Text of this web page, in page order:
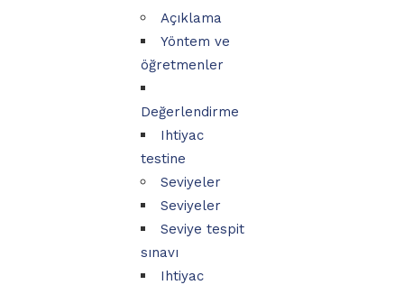
Açıklama
Yöntem ve
öğretmenler
Değerlendirme
Ihtiyac
testine
Seviyeler
Seviyeler
Seviye tespit
sınavı
Ihtiyac